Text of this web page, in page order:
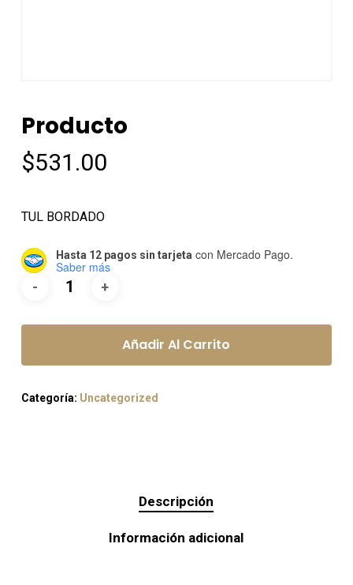
Producto
$531.00
TUL BORDADO
Hasta 12 pagos sin tarjeta con Mercado Pago.
Saber más
Añadir Al Carrito
Categoría: Uncategorized
Descripción
Información adicional